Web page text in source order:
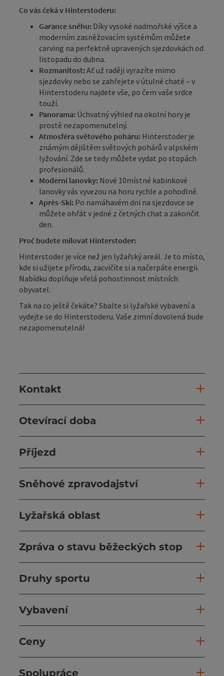
Co vás čeká v Hinterstoderu:
Garance sněhu: Díky vysoké nadmořské výšce a
moderním zasněžovacím systémům můžete
carving na perfektně upravených sjezdovkách od
listopadu do dubna.
Rozmanitost:Ať už raději vyrazíte mimo
sjezdovky nebo se zahřejete v útulné chatě – v
Hinterstoderu najdete vše, po čem vaše srdce
touží.
Panorama: Úchvatný výhled na okolní hory je
prostě nezapomenutelný.
Atmosféra světového poháru: Hinterstoder je
známým dějištěm světových pohárů v alpském
lyžování. Zde se tedy můžete vydat po stopách
profesionálů.
Moderní lanovky: Nové 10místné kabinkové
lanovky vás vyvezou na horu rychle a pohodlně.
Après-Ski: Po namáhavém dni na sjezdovce se
můžete ohřát v jedné z četných chat a zakončit
den.
Proč budete milovat Hinterstoder:
Hinterstoder je více než jen lyžařský areál. Je to místo,
kde si užijete přírodu, zacvičíte si a načerpáte energii.
Nabídku doplňuje vřelá pohostinnost místních
obyvatel.
Tak na co ještě čekáte? Sbalte si lyžařské vybavení a
vydejte se do Hinterstoderu. Vaše zimní dovolená bude
nezapomenutelná!
Kontakt
Otevírací doba
Příjezd
Sněhové zpravodajství
Lyžařská oblast
Zpráva o stavu běžeckých stop
Druhy sportu
Vybavení
Ceny
Spolupráce